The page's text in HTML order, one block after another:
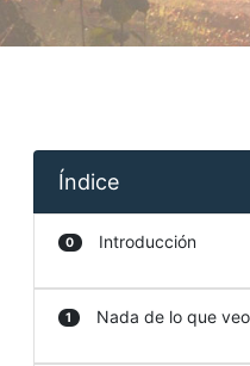
Índice
0 Introducción
1 Nada de lo que